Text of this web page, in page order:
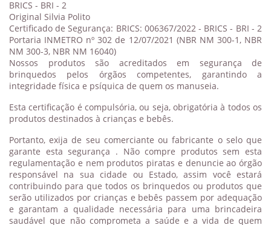
BRICS - BRI - 2
Original Silvia Polito
Certificado de Segurança: BRICS: 006367/2022 - BRICS - BRI - 2
Portaria INMETRO nº 302 de 12/07/2021 (NBR NM 300-1, NBR
NM 300-3, NBR NM 16040)
Nossos produtos são acreditados em segurança de
brinquedos pelos órgãos competentes, garantindo a
integridade física e psíquica de quem os manuseia.
Esta certificação é compulsória, ou seja, obrigatória à todos os
produtos destinados à crianças e bebês.
Portanto, exija de seu comerciante ou fabricante o selo que
garante esta segurança . Não compre produtos sem esta
regulamentação e nem produtos piratas e denuncie ao órgão
responsável na sua cidade ou Estado, assim você estará
contribuindo para que todos os brinquedos ou produtos que
serão utilizados por crianças e bebês passem por adequação
e garantam a qualidade necessária para uma brincadeira
saudável que não comprometa a saúde e a vida de quem